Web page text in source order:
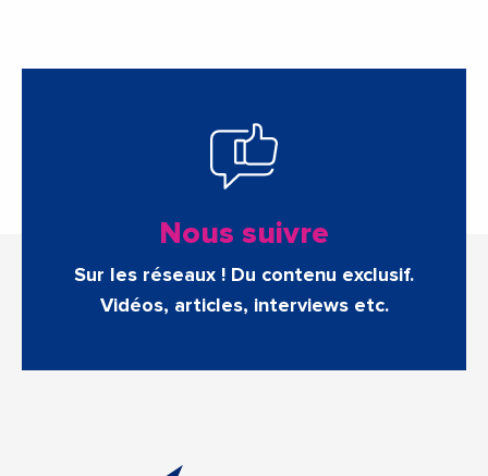
Nous suivre
Sur les réseaux ! Du contenu exclusif.
Vidéos, articles, interviews etc.